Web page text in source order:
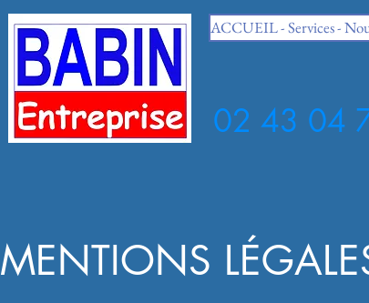
ACCUEIL - Services -
02 43 04
MENTIONS